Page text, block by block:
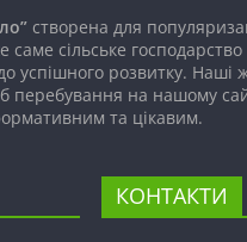
створена для
сільське господарство
успішного розвитку. Наші
перебування на нашому
та цікавим.
КОНТАКТИ